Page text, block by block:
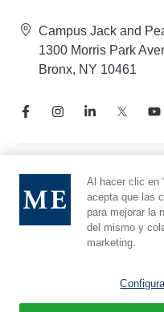
Campus Jack and
1300 Morris Park
Bronx, NY 10461
Aviso de prácticas de
Línea directa de
Denunciar maltrato
Preferencias de cookies
Al hacer clic en
acepta que las
para mejorar la
del mismo y
marketing.